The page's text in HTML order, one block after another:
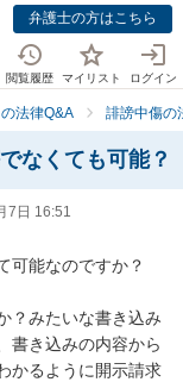
弁護士の方はこちら
閲覧履歴 マイリスト ログイン
法律Q&A 誹謗中傷の
なくても可能？
7日 16:51
可能なのですか？
？みたいな書き込み
書き込みの内容から
かるように開示請求